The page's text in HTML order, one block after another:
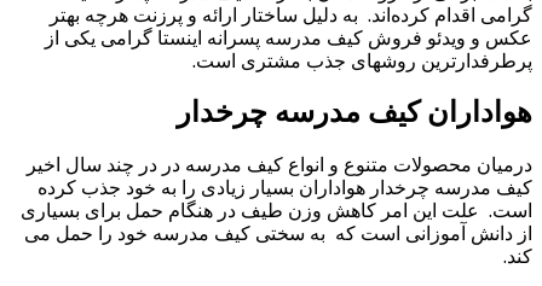
گرامی اقدام کرده‌اند. به دلیل ساختار ارائه و پرزنت هرچه بهتر
عکس و ویدئو فروش کیف مدرسه پسرانه اینستا گرامی یکی از
پرطرفدارترین روشهای جذب مشتری است.
هواداران کیف مدرسه چرخدار
درمیان محصولات متنوع و انواع کیف مدرسه در در چند سال اخیر
کیف مدرسه چرخدار هواداران بسیار زیادی را به خود جذب کرده
است. علت این امر کاهش وزن طیف در هنگام حمل برای بسیاری
از دانش آموزانی است که به سختی کیف مدرسه خود را حمل می
کند.